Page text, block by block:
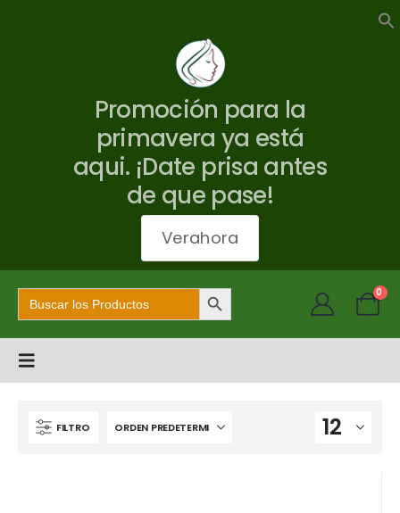
Promoción para la
primavera ya está
aqui. ¡Date prisa antes
de que pase!
Verahora
Buscar: Botón de búsqueda 0
FILTRO